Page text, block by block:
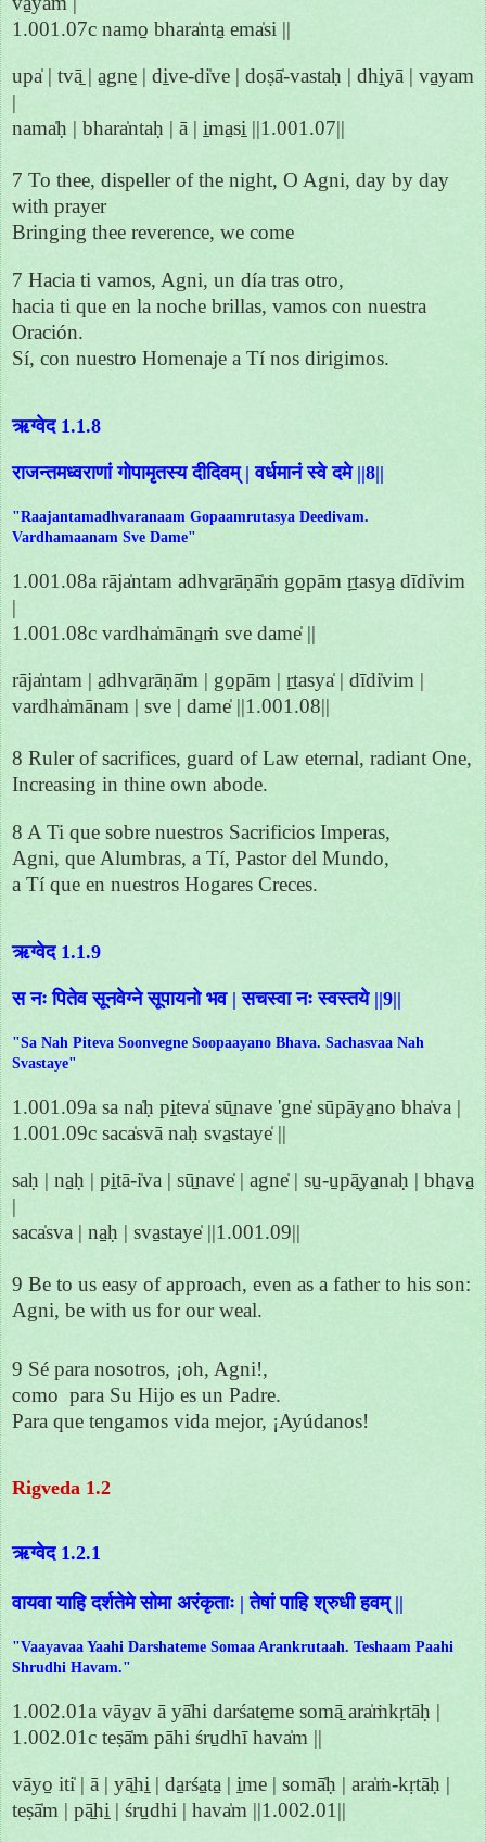
1.001.07c namo̱ bhara̍nta̱ ema̍si ||
upa̍ | tvā̱ | a̱gne̱ | di̱ve-di̍ve | doṣā̍-vastaḥ | dhi̱yā | va̱yam
|
nama̍ḥ | bhara̍ntaḥ | ā | i̱ma̱si̱ ||1.001.07||
7 To thee, dispeller of the night, O Agni, day by day
with prayer
Bringing thee reverence, we come
7 Hacia ti vamos, Agni, un día tras otro,
hacia ti que en la noche brillas, vamos con nuestra
Oración.
Sí, con nuestro Homenaje a Tí nos dirigimos.
ऋग्वेद 1.1.8
राजन्तमध्वराणां गोपामृतस्य दीदिवम् | वर्धमानं स्वे दमे ||8||
"Raajantamadhvaranaam Gopaamrutasya Deedivam.
Vardhamaanam Sve Dame"
1.001.08a rāja̍ntam adhva̱rāṇā̍ṁ go̱pām ṛ̱tasya̱ dīdi̍vim
|
1.001.08c vardha̍māna̱ṁ sve dame̍ ||
rāja̍ntam | a̱dhva̱rāṇā̍m | go̱pām | ṛ̱tasya̍ | dīdi̍vim |
vardha̍mānam | sve | dame̍ ||1.001.08||
8 Ruler of sacrifices, guard of Law eternal, radiant One,
Increasing in thine own abode.
8 A Ti que sobre nuestros Sacrificios Imperas,
Agni, que Alumbras, a Tí, Pastor del Mundo,
a Tí que en nuestros Hogares Creces.
ऋग्वेद 1.1.9
स नः पितेव सूनवेग्ने सूपायनो भव | सचस्वा नः स्वस्तये ||9||
"Sa Nah Piteva Soonvegne Soopaayano Bhava. Sachasvaa Nah
Svastaye"
1.001.09a sa na̍ḥ pi̱teva̍ sū̱nave 'gne̍ sūpāya̱no bha̍va |
1.001.09c saca̍svā naḥ sva̱staye̍ ||
saḥ | na̱ḥ | pi̱tā-i̍va | sū̱nave̍ | agne̍ | su̱-u̱pā̱ya̱naḥ | bha̱va̱
|
saca̍sva | na̱ḥ | sva̱staye̍ ||1.001.09||
9 Be to us easy of approach, even as a father to his son:
Agni, be with us for our weal.
9 Sé para nosotros, ¡oh, Agni!,
como para Su Hijo es un Padre.
Para que tengamos vida mejor, ¡Ayúdanos!
Rigveda 1.2
ऋग्वेद 1.2.1
वायवा याहि दर्शतेमे सोमा अरंकृताः | तेषां पाहि श्रुधी हवम् ||
"Vaayavaa Yaahi Darshateme Somaa Arankrutaah. Teshaam Paahi
Shrudhi Havam."
1.002.01a vāya̱v ā yā̍hi darśate̱me somā̱ ara̍ṁkṛtāḥ |
1.002.01c teṣā̍m pāhi śru̱dhī hava̍m ||
vāyo̱ iti̍ | ā | yā̱hi̱ | da̱rśa̱ta̱ | i̱me | somā̍ḥ | ara̍ṁ-kṛtāḥ |
teṣā̍m | pā̱hi̱ | śru̱dhi | hava̍m ||1.002.01||